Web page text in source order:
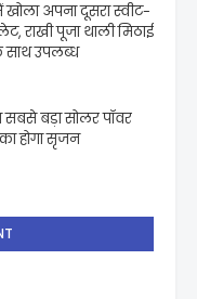
अपना दूसरा स्वीट-
राखी पूजा थाली मिठाई
उपलब्ध
सबसे बड़ा सोलर पॉवर
होगा सृजन